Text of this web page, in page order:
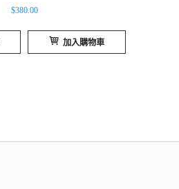
$380.00
加入購物車